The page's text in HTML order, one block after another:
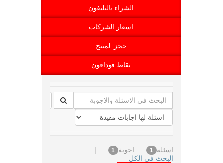
الشراء بالتليفون
اسعار الشركات
حجز المنتج
نقاط فودافون
اسئلة 1 اجوبة 1
|
البحث فى الكل